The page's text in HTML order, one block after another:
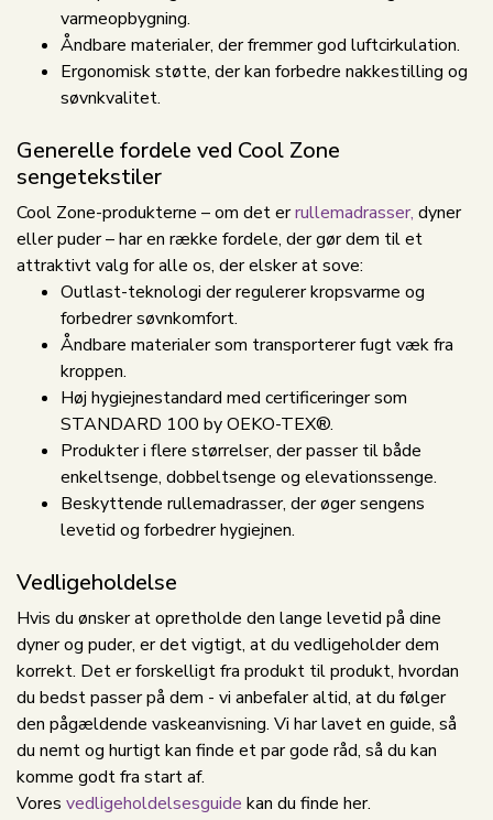
varmeopbygning.
Åndbare materialer, der fremmer god luftcirkulation.
Ergonomisk støtte, der kan forbedre nakkestilling og
søvnkvalitet.
Generelle fordele ved Cool Zone
sengetekstiler
Cool Zone-produkterne – om det errullemadrasser, dyner
eller puder – har en række fordele, der gør dem til et
attraktivt valg for alle os, der elsker at sove:
Outlast-teknologi der regulerer kropsvarme og
forbedrer søvnkomfort.
Åndbare materialer som transporterer fugt væk fra
kroppen.
Høj hygiejnestandard med certificeringer som
STANDARD 100 by OEKO-TEX®.
Produkter i flere størrelser, der passer til både
enkeltsenge, dobbeltsenge og elevationssenge.
Beskyttende rullemadrasser, der øger sengens
levetid og forbedrer hygiejnen.
Vedligeholdelse
Hvis du ønsker at opretholde den lange levetid på dine
dyner og puder, er det vigtigt, at du vedligeholder dem
korrekt. Det er forskelligt fra produkt til produkt, hvordan
du bedst passer på dem - vi anbefaler altid, at du følger
den pågældende vaskeanvisning. Vi har lavet en guide, så
du nemt og hurtigt kan finde et par gode råd, så du kan
komme godt fra start af.
Vores vedligeholdelsesguide kan du finde her.